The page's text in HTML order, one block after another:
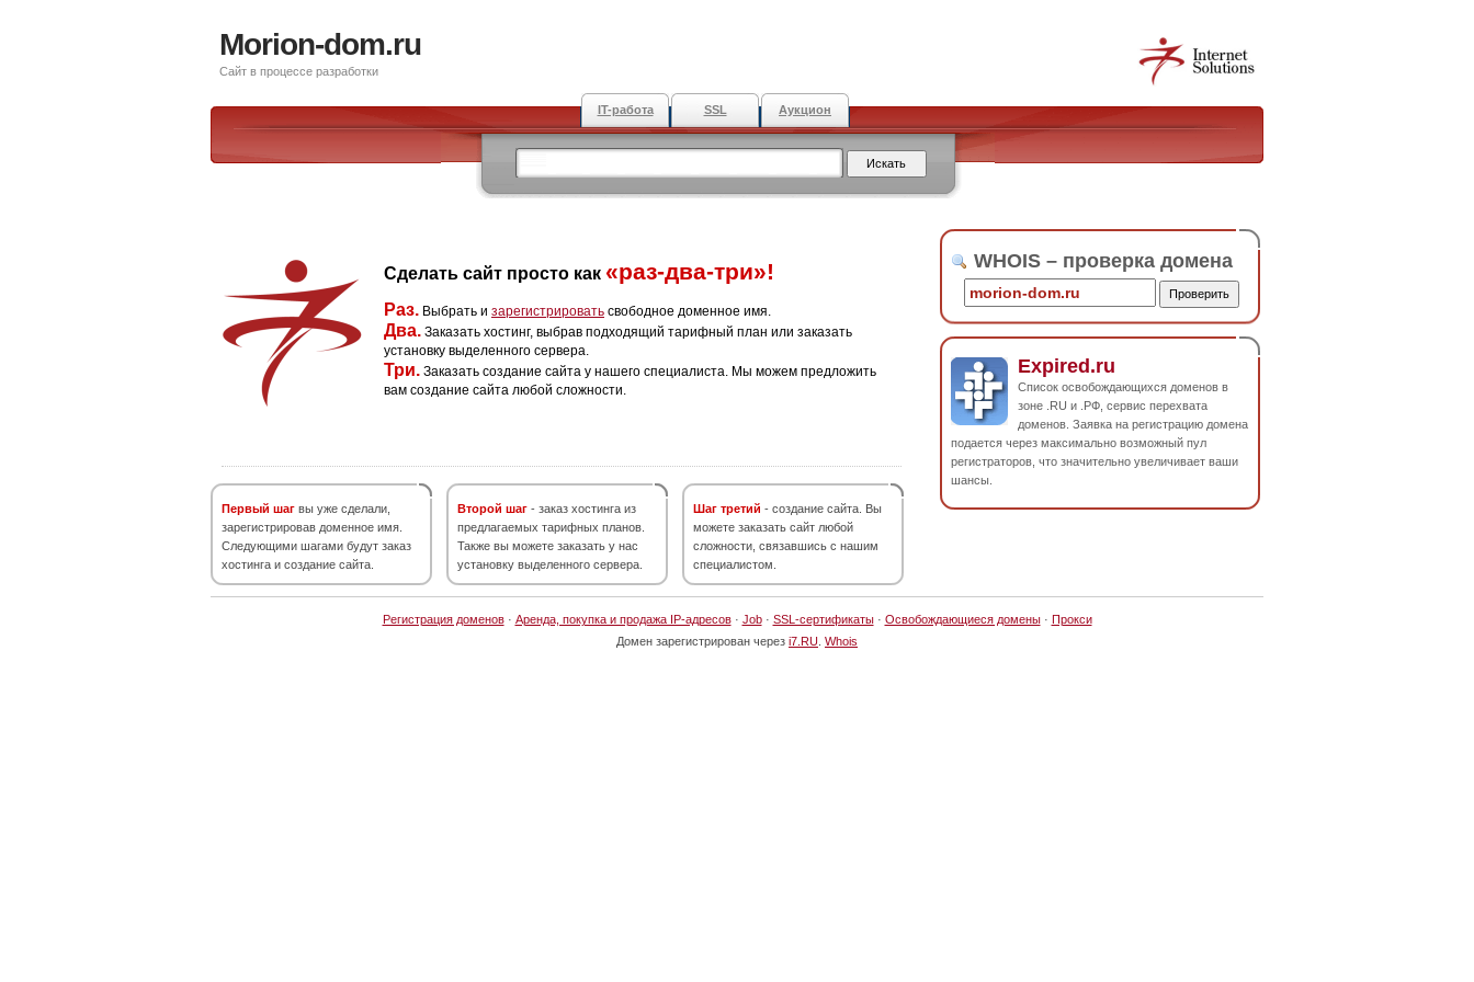
Morion-dom.ru
Сайт в процессе разработки
IT-работа SSL Аукцион
Сделать сайт просто как «раз-два-три»!
Раз. Выбрать и зарегистрировать свободное доменное имя.
Два. Заказать хостинг, выбрав подходящий тарифный план или заказать
установку выделенного сервера.
Три. Заказать создание сайта у нашего специалиста. Мы можем предложить
вам создание сайта любой сложности.
Первый шаг вы уже сделали,
зарегистрировав доменное имя.
Следующими шагами будут заказ
хостинга и создание сайта.
Второй шаг - заказ хостинга из
предлагаемых тарифных планов.
Также вы можете заказать у нас
установку выделенного сервера.
Шаг третий - создание сайта. Вы
можете заказать сайт любой
сложности, связавшись с нашим
специалистом.
WHOIS – проверка домена
Expired.ru
Список освобождающихся доменов в
зоне .RU и .РФ, сервис перехвата
доменов. Заявка на регистрацию домена
подается через максимально возможный пул
регистраторов, что значительно увеличивает ваши
шансы.
Регистрация доменов· Аренда, покупка и продажа IP-адресов· Job· SSL-сертификаты· Освобождающиеся домены· Прокси
Домен зарегистрирован через i7.RU Whois